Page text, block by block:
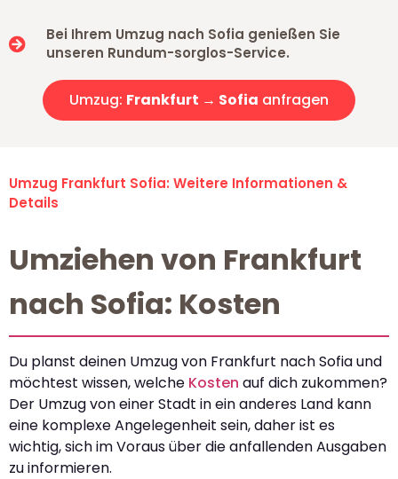
Bei Ihrem Umzug nach Sofia genießen Sie
unseren Rundum-sorglos-Service.
Umzug: Frankfurt → Sofia anfragen
Umzug Frankfurt Sofia: Weitere Informationen &
Details
Umziehen von Frankfurt
nach Sofia: Kosten
Du planst deinen Umzug von Frankfurt nach Sofia und
möchtest wissen, welche Kosten auf dich zukommen?
Der Umzug von einer Stadt in ein anderes Land kann
eine komplexe Angelegenheit sein, daher ist es
wichtig, sich im Voraus über die anfallenden Ausgaben
zu informieren.